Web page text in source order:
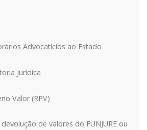
Advocatícios ao Estado
Jurídica
Valor (RPV)
de valores do FUNJURE ou